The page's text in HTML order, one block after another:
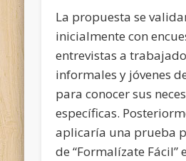
La propuesta se
inicialmente con
entrevistas a
informales y jóvenes
para conocer sus
específicas.
aplicaría una prueba
de “Formalízate Fácil”